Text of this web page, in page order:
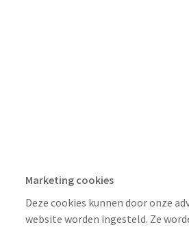
Marketing cookies
Deze cookies kunnen door onze
website worden ingesteld. Ze